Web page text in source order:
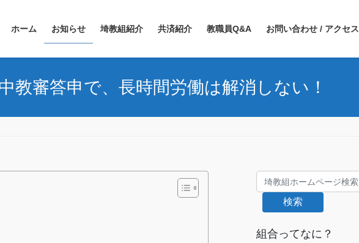
ホーム お知らせ 埼教組紹介 共済紹介 教職員Q&A お問い合わせ / アクセス
教審答申で、長時間労働は解消しない！
検索
組合ってなに？